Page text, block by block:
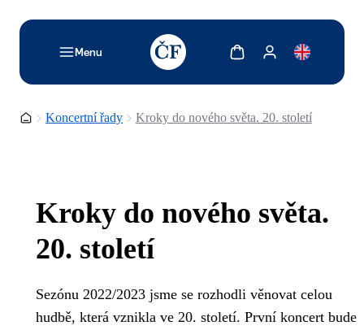
Menu
TODO: Add description for reader
Zobrazit košíkZobrazit můj účet
Domovská stránka
Koncertní řady Kroky do nového světa. 20. století
Kroky do nového světa.
20. století
Sezónu 2022/2023 jsme se rozhodli věnovat celou
hudbě, která vznikla ve 20. století. První koncert bude